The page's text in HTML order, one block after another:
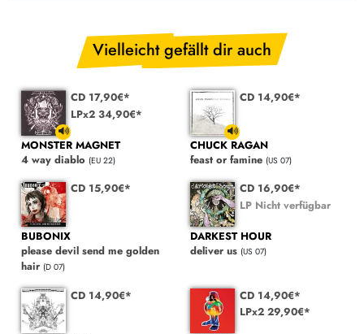
Vielleicht gefällt dir auch
CD 17,90€*
LPx2 34,90€*
MONSTER MAGNET
4 way diablo (EU 22)
CD 14,90€*
CHUCK RAGAN
feast or famine (US 07)
CD 15,90€*
BUBONIX
please devil send me golden
hair (D 07)
CD 16,90€*
LP Nicht verfügbar
DARKEST HOUR
deliver us (US 07)
CD 14,90€*
CD 14,90€*
LPx2 29,90€*